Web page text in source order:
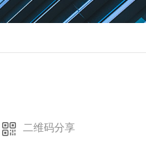
二维码分享